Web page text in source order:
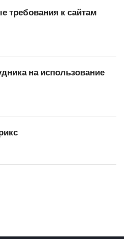
требования к сайтам
на использование